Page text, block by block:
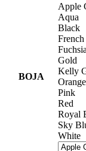
BOJA
Apple
Aqua
Black
Fuchsia
Gold
Kelly
Orange
Pink
Red
Royal
Sky
White